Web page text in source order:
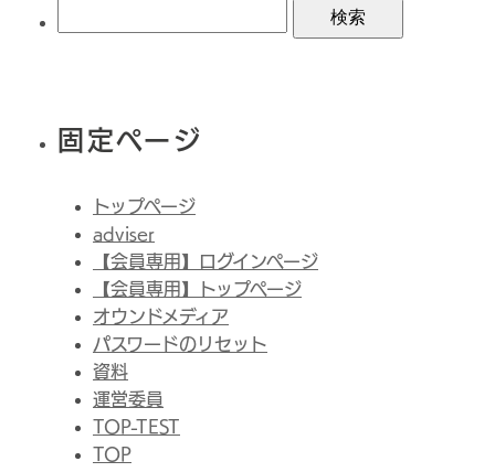
固定ページ
トップページ
adviser
【会員専用】ログインページ
【会員専用】トップページ
オウンドメディア
パスワードのリセット
資料
運営委員
TOP-TEST
TOP